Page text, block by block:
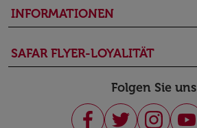
INFORMATIONEN
SAFAR FLYER-LOYALITÄT
Folgen Sie uns